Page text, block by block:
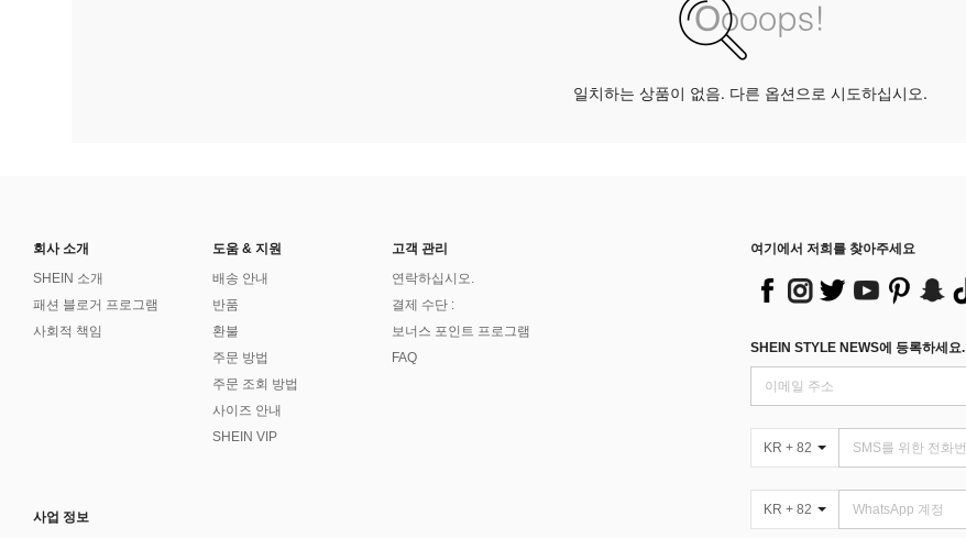
일치하는 상품이 없음. 다른 옵션으로 시도하십시오.
회사 소개
SHEIN 소개
패션 블로거 프로그램
사회적 책임
도움 & 지원
배송 안내
반품
환불
주문 방법
주문 조회 방법
사이즈 안내
SHEIN VIP
고객 관리
연락하십시오.
결제 수단 :
보너스 포인트 프로그램
FAQ
사업 정보
여기에서 저희를 찾아주세요
SHEIN STYLE NEWS에 등록하세요.
KR + 82
KR + 82